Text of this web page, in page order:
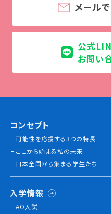
メール
公式
お問い
コンセプト
可能性を応援する3つの特長
ここから始まる私の未来
日本全国から集まる学生たち
入学情報
AO入試